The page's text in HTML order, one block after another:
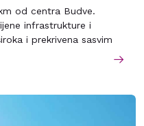
od centra Budve.
infrastrukture i
i prekrivena sasvim
je upravo ona dobila Gran
i tu slavu ne gubi do
barovima i veoma